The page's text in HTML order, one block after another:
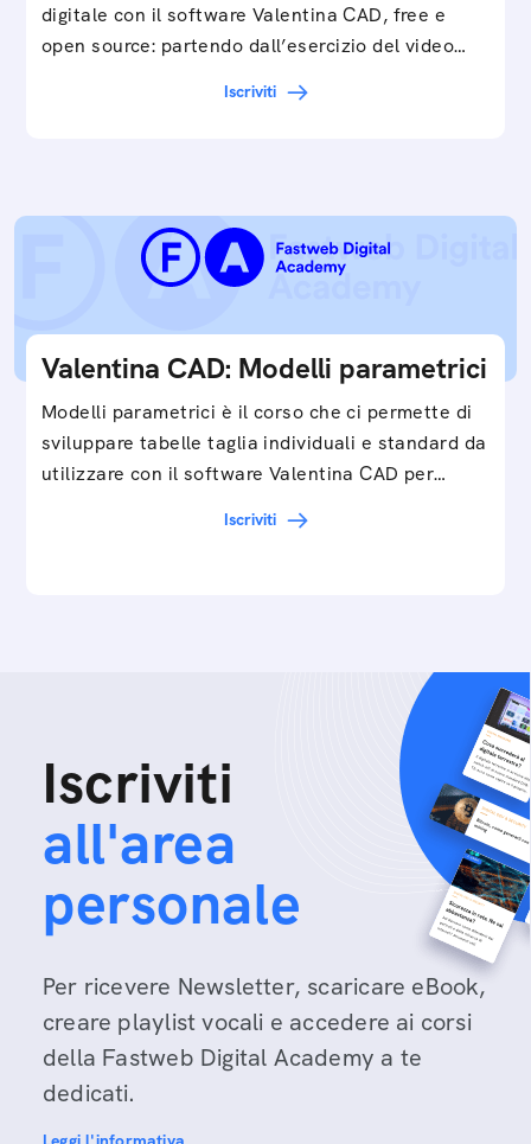
digitale con il software Valentina CAD, free e
open source: partendo dall’esercizio del video…
Iscriviti
Valentina CAD: Modelli parametrici
Modelli parametrici è il corso che ci permette di
sviluppare tabelle taglia individuali e standard da
utilizzare con il software Valentina CAD per…
Iscriviti
Iscriviti
all'area
personale
Per ricevere Newsletter, scaricare eBook,
creare playlist vocali e accedere ai corsi
della Fastweb Digital Academy a te
dedicati.